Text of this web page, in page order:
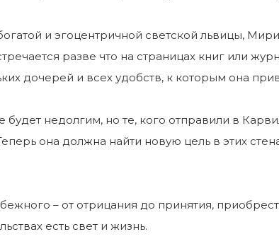
и эгоцентричной светской львицы,
разве что на страницах книг или
дочерей и всех удобств, к которым она
будет недолгим, но те, кого отправили в
она должна найти новую цель в этих
– от отрицания до принятия,
есть свет и жизнь.